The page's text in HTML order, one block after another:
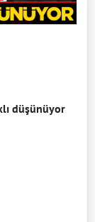
düşünüyor